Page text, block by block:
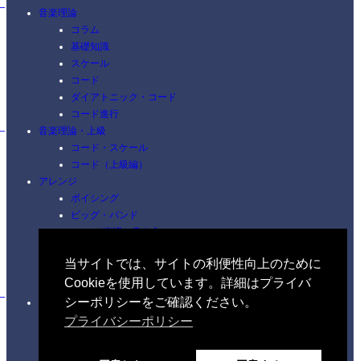
音楽理論
コラム
基礎知識
スケール
コード
ダイアトニック・コード
コード進行
音楽理論・上級
コード・スケール
コード（上級編）
アレンジ
ボイシング
ビッグ・バンド
楽譜の書き方
楽曲分析
当サイトでは、サイトの利便性向上のために
Cookieを使用しています。詳細はプライバ
シーポリシーをご確認ください。
プライバシーポリシー